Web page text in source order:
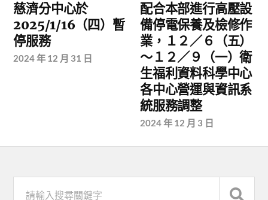
慈濟分中心於
2025/1/16（四）暫
停服務
2024 年 12 月 31 日
配合本部進行高壓設
備停電保養及檢修作
業，１２／６（五）
～１２／９（一）衛
生福利資料科學中心
各中心營運與資訊系
統服務調整
2024 年 12 月 3 日